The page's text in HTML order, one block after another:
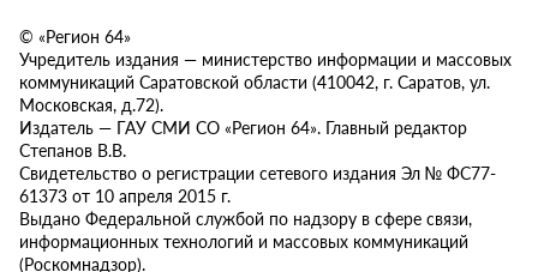
© «Регион 64»
Учредитель издания — министерство информации и массовых
коммуникаций Саратовской области (410042, г. Саратов, ул.
Московская, д.72).
Издатель — ГАУ СМИ СО «Регион 64». Главный редактор
Степанов В.В.
Свидетельство о регистрации сетевого издания Эл № ФС77-
61373 от 10 апреля 2015 г.
Выдано Федеральной службой по надзору в сфере связи,
информационных технологий и массовых коммуникаций
(Роскомнадзор).